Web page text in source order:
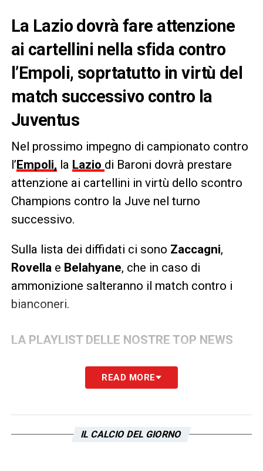
La Lazio dovrà fare attenzione
ai cartellini nella sfida contro
l’Empoli, soprtatutto in virtù del
match successivo contro la
Juventus
Nel prossimo impegno di campionato contro
l’Empoli, la Lazio di Baroni dovrà prestare
attenzione ai cartellini in virtù dello scontro
Champions contro la Juve nel turno
successivo.
Sulla lista dei diffidati ci sono Zaccagni,
Rovellae Belahyane, che in caso di
ammonizione salteranno il match contro i
bianconeri.
LA PLAYLIST DELLE NOSTRE TOP NEWS
READ MORE
IL CALCIO DEL GIORNO